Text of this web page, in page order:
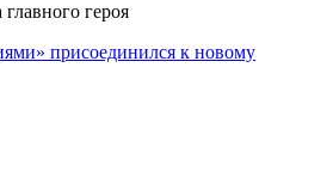
героя
присоединился к новому